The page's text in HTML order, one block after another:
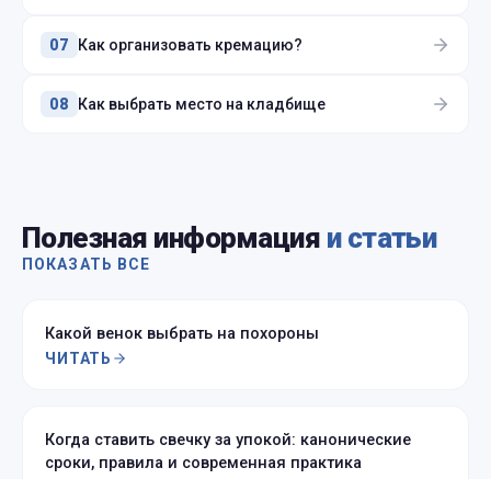
07 Как организовать кремацию?
08 Как выбрать место на кладбище
Полезная информация и статьи
ПОКАЗАТЬ ВСЕ
Какой венок выбрать на похороны
ЧИТАТЬ
Когда ставить свечку за упокой: канонические
сроки, правила и современная практика